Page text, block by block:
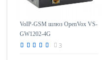
VoIP-GSM шлюз OpenVox VS-
GW1202-4G
3